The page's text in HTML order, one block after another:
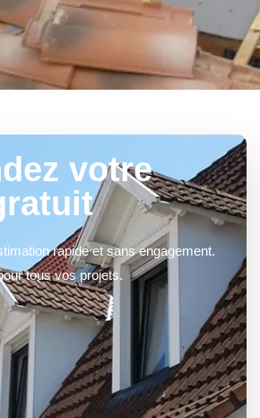
votre
rapide et sans engagement.
tous vos projets.